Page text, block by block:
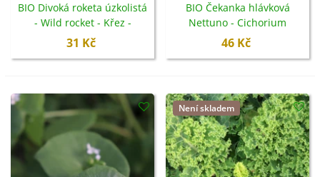
BIO Divoká roketa úzkolistá
- Wild rocket - Křez -
Diplotaxis tenuiflora - bio
31 Kč
BIO Čekanka hlávková
Nettuno - Cichorium
intybus - semena - 100 ks
46 Kč
Není skladem